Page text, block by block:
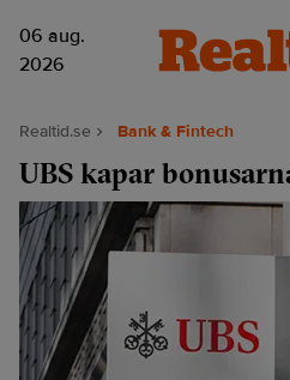
06 aug.
2026
Realtid.se Bank & Fintech
UBS kapar